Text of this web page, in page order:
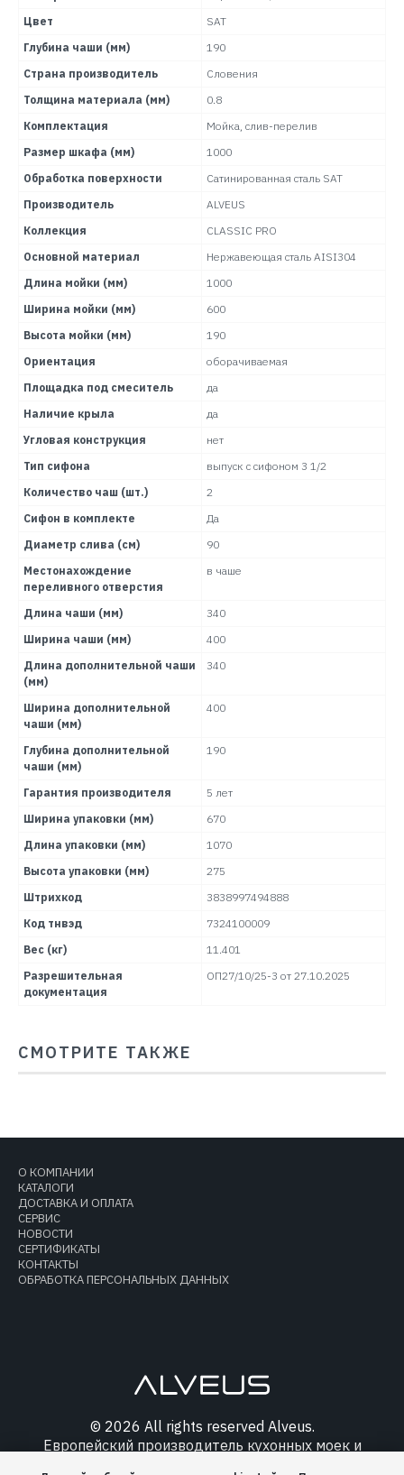
Цвет
SAT
Глубина чаши (мм)
190
Страна производитель
Словения
Толщина материала (мм)
0.8
Комплектация
Мойка, слив-перелив
Размер шкафа (мм)
1000
Обработка поверхности
Сатинированная сталь SAT
Производитель
ALVEUS
Коллекция
CLASSIC PRO
Основной материал
Нержавеющая сталь AISI304
Длина мойки (мм)
1000
Ширина мойки (мм)
600
Высота мойки (мм)
190
Ориентация
оборачиваемая
Площадка под смеситель
да
Наличие крыла
да
Угловая конструкция
нет
Тип сифона
выпуск с сифоном 3 1/2
Количество чаш (шт.)
2
Сифон в комплекте
Да
Диаметр слива (см)
90
Местонахождение
переливного отверстия
в чаше
Длина чаши (мм)
340
Ширина чаши (мм)
400
Длина дополнительной чаши
(мм)
340
Ширина дополнительной
чаши (мм)
400
Глубина дополнительной
чаши (мм)
190
Гарантия производителя
5 лет
Ширина упаковки (мм)
670
Длина упаковки (мм)
1070
Высота упаковки (мм)
275
Штрихкод
3838997494888
Код тнвэд
7324100009
Вес (кг)
11.401
Разрешительная
документация
ОП27/10/25-3 от 27.10.2025
СМОТРИТЕ ТАКЖЕ
О КОМПАНИИ
КАТАЛОГИ
ДОСТАВКА И ОПЛАТА
СЕРВИС
НОВОСТИ
СЕРТИФИКАТЫ
КОНТАКТЫ
ОБРАБОТКА ПЕРСОНАЛЬНЫХ ДАННЫХ
© 2026 All rights reserved Alveus.
Европейский производитель кухонных моек и